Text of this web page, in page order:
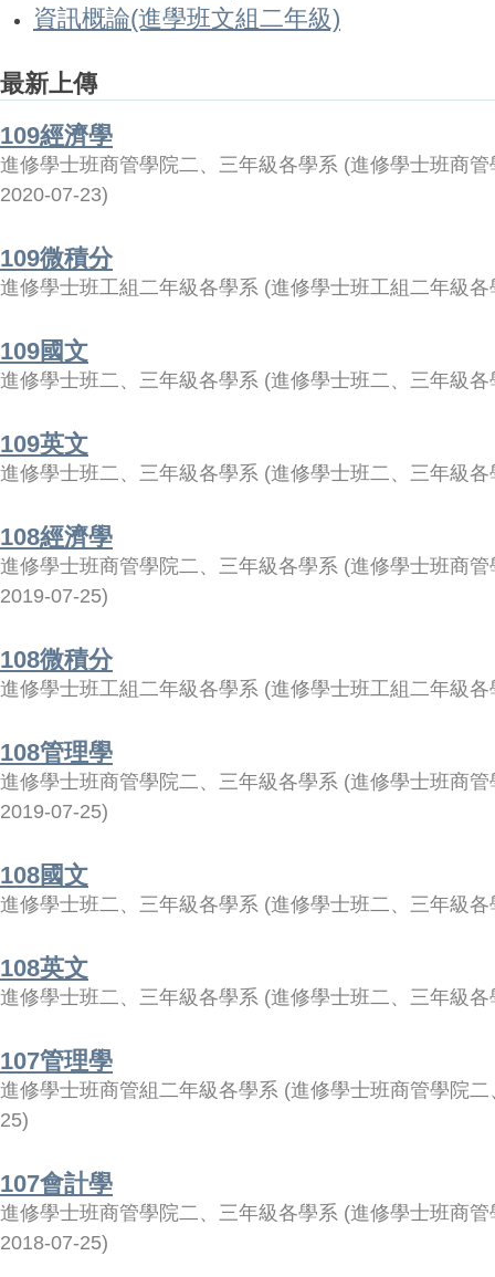
資訊概論(進學班文組二年級)
最新上傳
109經濟學
進修學士班商管學院二、三年級各學系 (進修學士班商
2020-07-23)
109微積分
進修學士班工組二年級各學系 (進修學士班工組二年級各
109國文
進修學士班二、三年級各學系 (進修學士班二、三年級各
109英文
進修學士班二、三年級各學系 (進修學士班二、三年級各
108經濟學
進修學士班商管學院二、三年級各學系 (進修學士班商
2019-07-25)
108微積分
進修學士班工組二年級各學系 (進修學士班工組二年級各
108管理學
進修學士班商管學院二、三年級各學系 (進修學士班商
2019-07-25)
108國文
進修學士班二、三年級各學系 (進修學士班二、三年級各
108英文
進修學士班二、三年級各學系 (進修學士班二、三年級各
107管理學
進修學士班商管組二年級各學系 (進修學士班商管學院
25)
107會計學
進修學士班商管學院二、三年級各學系 (進修學士班商
2018-07-25)